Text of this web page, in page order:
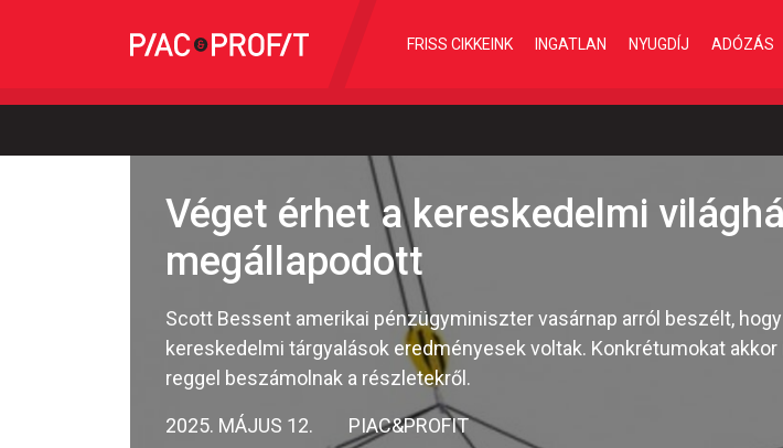
FRISS CIKKEINK INGATLAN NYUGDÍJ ADÓZÁS
Véget érhet a kereskedelmi
megállapodott
Scott Bessent amerikai pénzügyminiszter vasárnap arról beszélt,
kereskedelmi tárgyalások eredményesek voltak. Konkrétumokat
reggel beszámolnak a részletekről.
2025. MÁJUS 12. PIAC&PROFIT